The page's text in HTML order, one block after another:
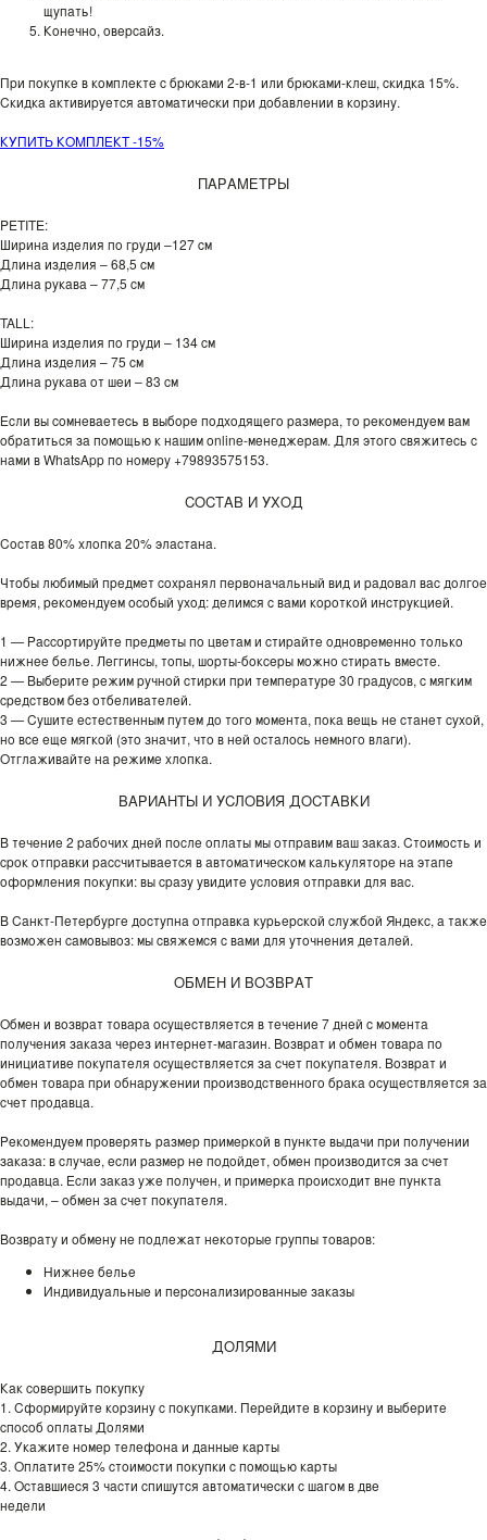
щупать!
Конечно, оверсайз.
При покупке в комплекте с брюками 2-в-1 или брюками-клеш, скидка 15%.
Скидка активируется автоматически при добавлении в корзину.
КУПИТЬ КОМПЛЕКТ -15%
ПАРАМЕТРЫ
PETITE:
Ширина изделия по груди –127 см
Длина изделия – 68,5 см
Длина рукава – 77,5 см
TALL:
Ширина изделия по груди – 134 см
Длина изделия – 75 см
Длина рукава от шеи – 83 см
Если вы сомневаетесь в выборе подходящего размера, то рекомендуем вам
обратиться за помощью к нашим online-менеджерам. Для этого свяжитесь с
нами в WhatsApp по номеру +79893575153.
СОСТАВ И УХОД
Состав 80% хлопка 20% эластана.
Чтобы любимый предмет сохранял первоначальный вид и радовал вас долгое
время, рекомендуем особый уход: делимся с вами короткой инструкцией.
1 — Рассортируйте предметы по цветам и стирайте одновременно только
нижнее белье. Леггинсы, топы, шорты-боксеры можно стирать вместе.
2 — Выберите режим ручной стирки при температуре 30 градусов, с мягким
средством без отбеливателей.
3 — Сушите естественным путем до того момента, пока вещь не станет сухой,
но все еще мягкой (это значит, что в ней осталось немного влаги).
Отглаживайте на режиме хлопка.
ВАРИАНТЫ И УСЛОВИЯ ДОСТАВКИ
В течение 2 рабочих дней после оплаты мы отправим ваш заказ. Стоимость и
срок отправки рассчитывается в автоматическом калькуляторе на этапе
оформления покупки: вы сразу увидите условия отправки для вас.
В Санкт-Петербурге доступна отправка курьерской службой Яндекс, а также
возможен самовывоз: мы свяжемся с вами для уточнения деталей.
ОБМЕН И ВОЗВРАТ
Обмен и возврат товара осуществляется в течение 7 дней с момента
получения заказа через интернет-магазин. Возврат и обмен товара по
инициативе покупателя осуществляется за счет покупателя. Возврат и
обмен товара при обнаружении производственного брака осуществляется за
счет продавца.
Рекомендуем проверять размер примеркой в пункте выдачи при получении
заказа: в случае, если размер не подойдет, обмен производится за счет
продавца. Если заказ уже получен, и примерка происходит вне пункта
выдачи, – обмен за счет покупателя.
Возврату и обмену не подлежат некоторые группы товаров:
Нижнее белье
Индивидуальные и персонализированные заказы
ДОЛЯМИ
Как совершить покупку
1. Сформируйте корзину с покупками. Перейдите в корзину и выберите
способ оплаты Долями
2. Укажите номер телефона и данные карты
3. Оплатите 25% стоимости покупки с помощью карты
4. Оставшиеся 3 части спишутся автоматически с шагом в две
недели